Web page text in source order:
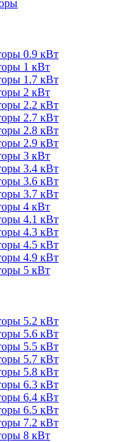
0.9 кВт
1 кВт
1.7 кВт
2 кВт
2.2 кВт
2.7 кВт
2.8 кВт
2.9 кВт
3 кВт
3.4 кВт
3.6 кВт
3.7 кВт
4 кВт
4.1 кВт
4.3 кВт
4.5 кВт
4.9 кВт
5 кВт
5.2 кВт
5.6 кВт
5.5 кВт
5.7 кВт
5.8 кВт
6.3 кВт
6.4 кВт
6.5 кВт
7.2 кВт
8 кВт